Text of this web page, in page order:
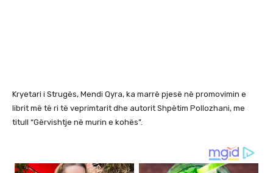
Kryetari i Strugës, Mendi Qyra, ka marrë pjesë në promovimin e
librit më të ri të veprimtarit dhe autorit Shpëtim Pollozhani, me
titull “Gërvishtje në murin e kohës”.